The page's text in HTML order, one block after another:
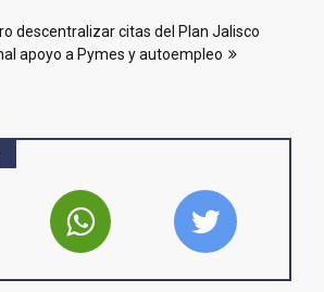
descentralizar citas del Plan Jalisco
apoyo a Pymes y autoempleo